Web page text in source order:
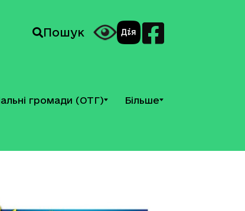
Пошук
громади (ОТГ) Більше